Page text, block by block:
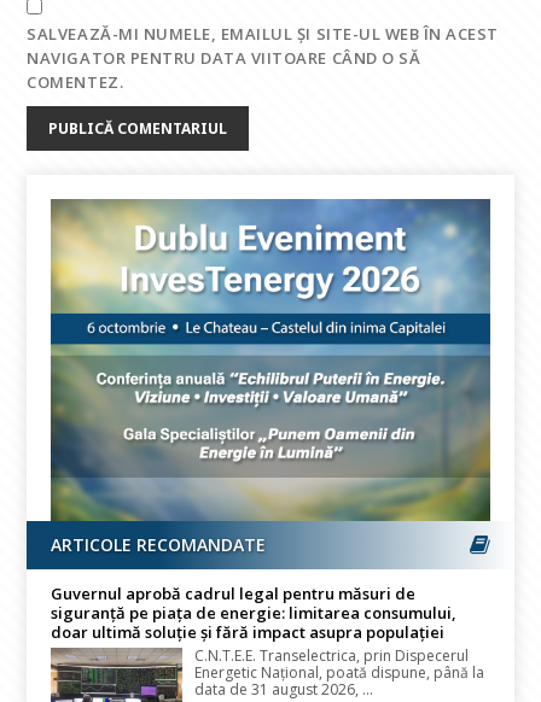
SALVEAZĂ-MI NUMELE, EMAILUL ȘI SITE-UL WEB ÎN ACEST
NAVIGATOR PENTRU DATA VIITOARE CÂND O SĂ
COMENTEZ.
ARTICOLE RECOMANDATE
Guvernul aprobă cadrul legal pentru măsuri de
siguranță pe piața de energie: limitarea consumului,
doar ultimă soluție și fără impact asupra populației
C.N.T.E.E. Transelectrica, prin Dispecerul
Energetic Național, poată dispune, până la
data de 31 august 2026, ...